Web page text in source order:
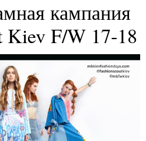
кампания
Kiev F/W 17-18